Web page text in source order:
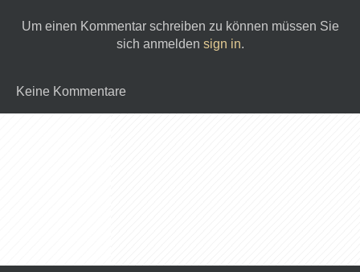
Um einen Kommentar schreiben zu können müssen Sie
sich anmelden sign in.
Keine Kommentare